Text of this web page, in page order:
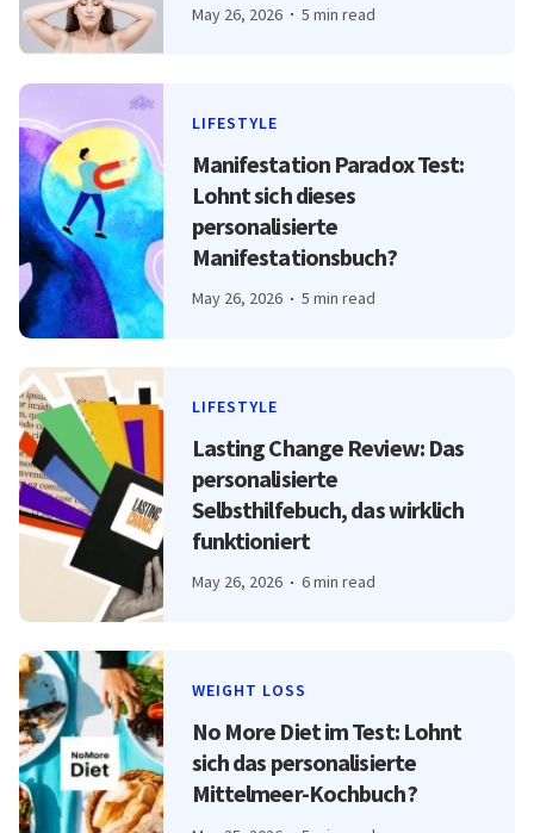
May 26, 2026 5 min read
LIFESTYLE
Manifestation Paradox Test:
Lohnt sich dieses
personalisierte
Manifestationsbuch?
May 26, 2026 5 min read
LIFESTYLE
Lasting Change Review: Das
personalisierte
Selbsthilfebuch, das wirklich
funktioniert
May 26, 2026 6 min read
WEIGHT LOSS
No More Diet im Test: Lohnt
sich das personalisierte
Mittelmeer-Kochbuch?